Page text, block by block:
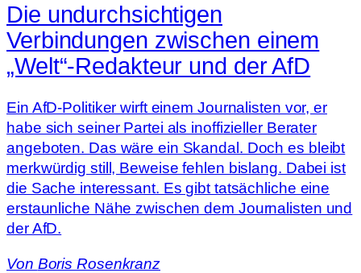
Die undurchsichtigen
Verbindungen zwischen einem
„Welt“-Redakteur und der AfD
Ein AfD-Politiker wirft einem Journalisten vor, er
habe sich seiner Partei als inoffizieller Berater
angeboten. Das wäre ein Skandal. Doch es bleibt
merkwürdig still, Beweise fehlen bislang. Dabei ist
die Sache interessant. Es gibt tatsächliche eine
erstaunliche Nähe zwischen dem Journalisten und
der AfD.
Von Boris Rosenkranz